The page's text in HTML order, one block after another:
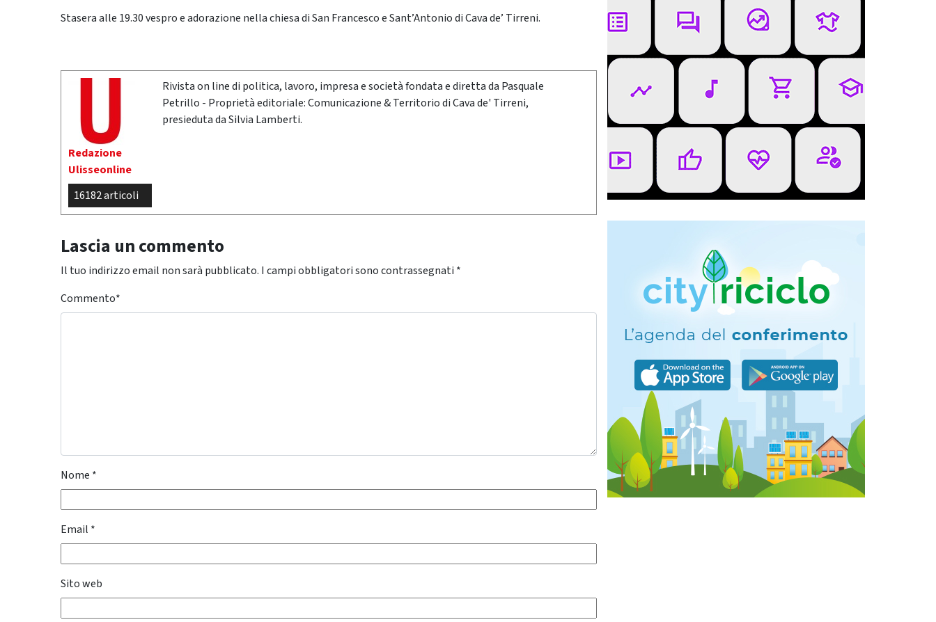
Stasera alle 19.30 vespro e adorazione nella chiesa di San Francesco e Sant’Antonio di Cava de’ Tirreni.
Redazione
Ulisseonline
16182 articoli
Rivista on line di politica, lavoro, impresa e società fondata e diretta da Pasquale
Petrillo - Proprietà editoriale: Comunicazione & Territorio di Cava de' Tirreni,
presieduta da Silvia Lamberti.
Lascia un commento
Il tuo indirizzo email non sarà pubblicato. I campi obbligatori sono contrassegnati *
Commento*
Nome *
Email *
Sito web